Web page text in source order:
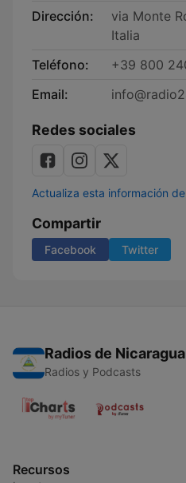
Dirección:
via Monte
Italia
Teléfono:
+39 800
Email:
Redes sociales
Actualiza esta información
Compartir
Facebook Twitter
Radios de Nicaragua
Radios y Podcasts
Recursos